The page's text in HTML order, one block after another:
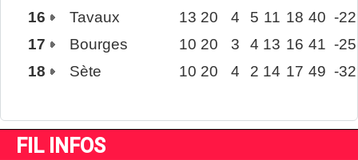
16
Tavaux 13 20 4 5 11 18 40 -22
17
Bourges 10 20 3 4 13 16 41 -25
18
Sète 10 20 4 2 14 17 49 -32
FIL INFOS